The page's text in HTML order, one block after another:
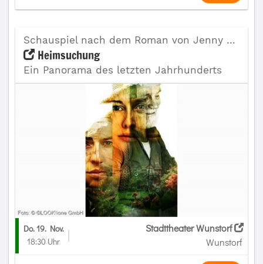
Schauspiel nach dem Roman von Jenny Erpenbeck
Heimsuchung
Ein Panorama des letzten Jahrhunderts
Do. 19. Nov.
18:30 Uhr
Stadttheater Wunstorf
Wunstorf